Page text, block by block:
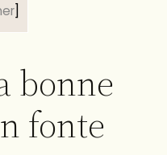
bonne
fonte